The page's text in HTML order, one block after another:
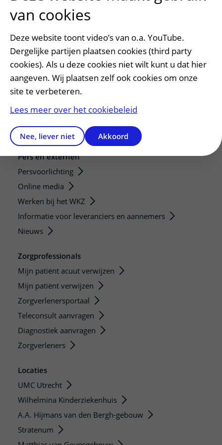
Patiëntenservice
Regels en rechten
Meedoen aan wetenschappelijk onderzoek
Clientenraad
Steun het WKZ
Pers en externen
Persvoorlichting
Online media
Werken bij het WKZ
Informatie voor leveranciers en aannemers
Nieuws
Zorgprofessionals
Mijn patiënt acuut verwijzen
Mijn patiënt verwijzen
Zorgverlenersportaal
Teleconsult aanvragen
Diagnostiek aanvragen
Zorgverleners
Locaties
UMC Utrecht
Wilhelmina Kinderziekenhuis
A.A. Hijmans van den Bergh-gebouw
Stratenum
van cookies
Deze website toont video’s van o.a. YouTube.
Dergelijke partijen plaatsen cookies (third party
cookies). Als u deze cookies niet wilt kunt u dat hier
aangeven. Wij plaatsen zelf ook cookies om onze
site te verbeteren.
Lees meer over het cookiebeleid
Nee, liever niet Akkoord